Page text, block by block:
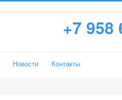
+7 958
Новости Контакты